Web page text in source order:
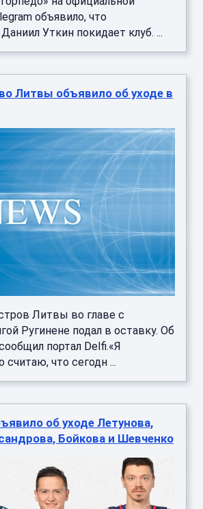
объявило, что
Уткин покидает клуб. ...
Литвы объявило об уходе в
Литвы во главе с
Ругинене подал в оставку. Об
портал Delfi.«Я
считаю, что сегодн ...
об уходе Летунова,
Бойкова и Шевченко